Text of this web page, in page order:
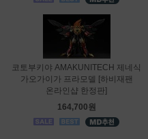
코토부키야 AMAKUNITECH 제네식
가오가이가 프라모델 [하비재팬
온라인샵 한정판]
164,700원